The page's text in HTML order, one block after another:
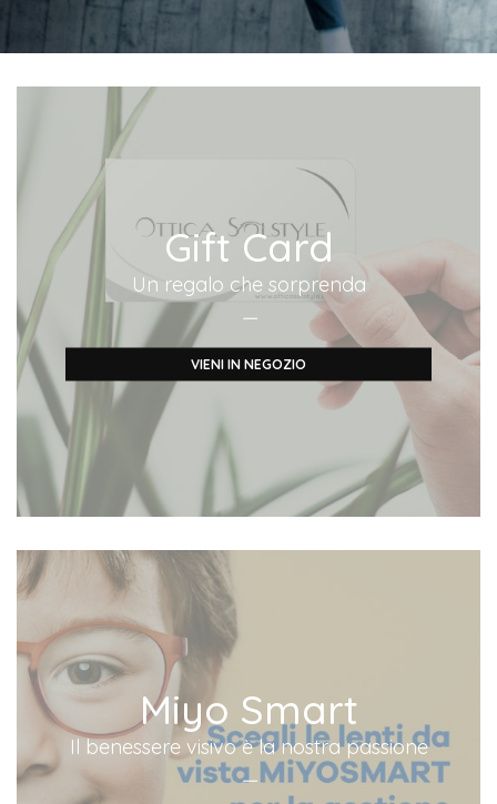
Gift Card
Un regalo che sorprenda
—
VIENI IN NEGOZIO
Miyo Smart
Il benessere visivo è la nostra passione
—